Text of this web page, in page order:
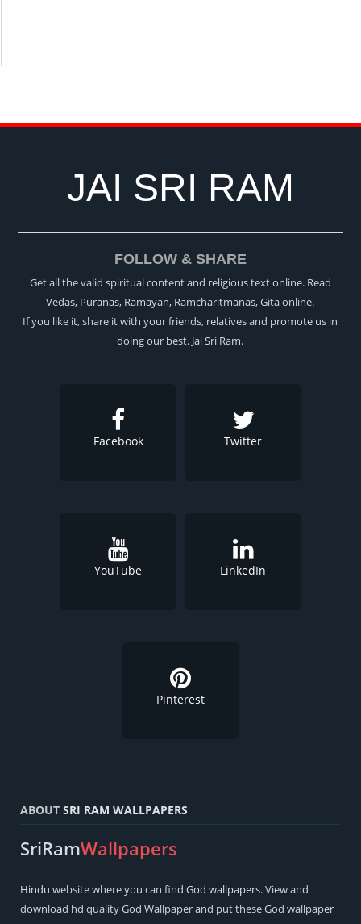
JAI SRI RAM
FOLLOW & SHARE
Get all the valid spiritual content and religious text online. Read
Vedas, Puranas, Ramayan, Ramcharitmanas, Gita online.
If you like it, share it with your friends, relatives and promote us in
doing our best. Jai Sri Ram.
Facebook Twitter
YouTube LinkedIn
Pinterest
ABOUT SRI RAM WALLPAPERS
SriRamWallpapers
Hindu website where you can find God wallpapers. View and
download hd quality God Wallpaper and put these God wallpaper